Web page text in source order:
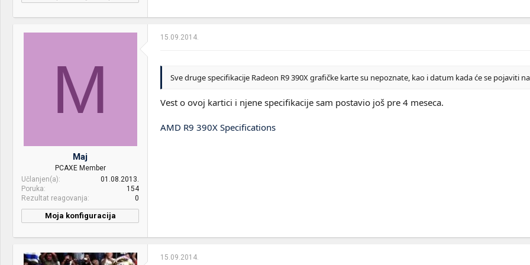
Mice &
keyboard:
Corsair Katar + Corsair K70
RGB
Internet:
Netgear Nighthawk R7000 /
Name:
Intel i7 9700K@5GHz ft.
Motherboard:
ASUS ROG Strix Z370-E
Gaming
Corsair Dominator Platinum
32GB 3000MHz
ASUS RX 5700 XT Strix OC
AOC Q3279VWFD8 (IPS
SSD Samsung 970 EVO
Sound:
ASUS Essence STU + Rotel
RA-05/JBL L16
Sennheiser HD515
M
Maj
PCAXE Member
Učlanjen(a)
01.08.2013.
Poruka
154
Rezultat reagovanja
0
Moja konfiguracija
15.09.2014.
Sve druge specifikacije Radeon R9 390X grafičke karte su nepoznate, kao i datum kada će se pojaviti
Vest o ovoj kartici i njene specifikacije sam postavio još pre 4 meseca.
AMD R9 390X Specifications
15.09.2014.